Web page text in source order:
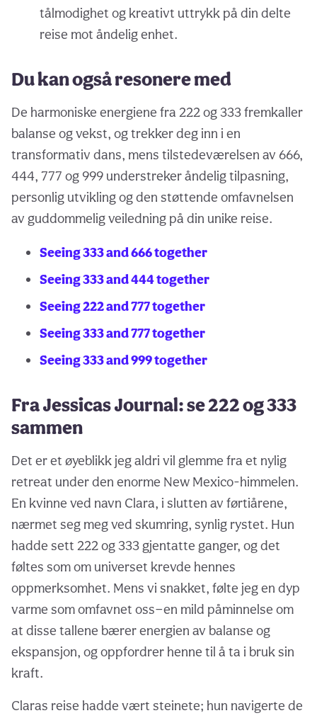
tålmodighet og kreativt uttrykk på din delte
reise mot åndelig enhet.
Du kan også resonere med
De harmoniske energiene fra 222 og 333 fremkaller
balanse og vekst, og trekker deg inn i en
transformativ dans, mens tilstedeværelsen av 666,
444, 777 og 999 understreker åndelig tilpasning,
personlig utvikling og den støttende omfavnelsen
av guddommelig veiledning på din unike reise.
Seeing 333 and 666 together
Seeing 333 and 444 together
Seeing 222 and 777 together
Seeing 333 and 777 together
Seeing 333 and 999 together
Fra Jessicas Journal: se 222 og 333
sammen
Det er et øyeblikk jeg aldri vil glemme fra et nylig
retreat under den enorme New Mexico-himmelen.
En kvinne ved navn Clara, i slutten av førtiårene,
nærmet seg meg ved skumring, synlig rystet. Hun
hadde sett 222 og 333 gjentatte ganger, og det
føltes som om universet krevde hennes
oppmerksomhet. Mens vi snakket, følte jeg en dyp
varme som omfavnet oss—en mild påminnelse om
at disse tallene bærer energien av balanse og
ekspansjon, og oppfordrer henne til å ta i bruk sin
kraft.
Claras reise hadde vært steinete; hun navigerte de